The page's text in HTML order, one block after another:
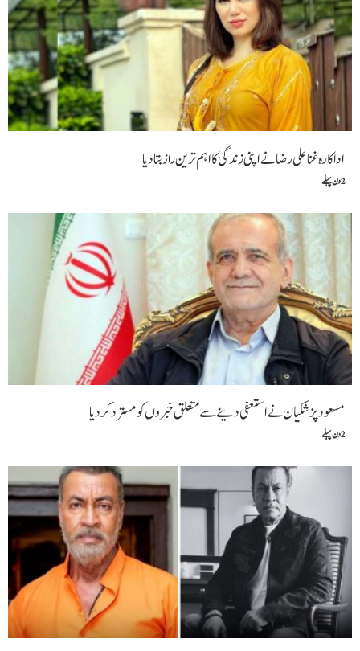
اداکارہ غنا علی رضانےاپنی زندگی کا اہم ترین راز بتا دیا
2 دن پہلے
مسعود پزشکیان نے استعفیٰ دینے سے متعلق خبروں کو مسترد کردیا
2 دن پہلے